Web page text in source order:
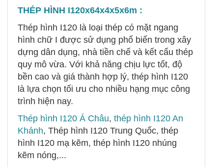
THÉP HÌNH I120x64x4x5x6m :
Thép hình I120 là loại thép có mặt ngang
hình chữ I được sử dụng phổ biến trong xây
dựng dân dụng, nhà tiền chế và kết cấu thép
quy mô vừa. Với khả năng chịu lực tốt, độ
bền cao và giá thành hợp lý, thép hình I120
là lựa chọn tối ưu cho nhiều hạng mục công
trình hiện nay.
Thép hình I120 Á Châu, thép hình I120 An
Khánh, Thép hình I120 Trung Quốc, thép
hình I120 mạ kẽm, thép hình I120 nhúng
kẽm nóng,...